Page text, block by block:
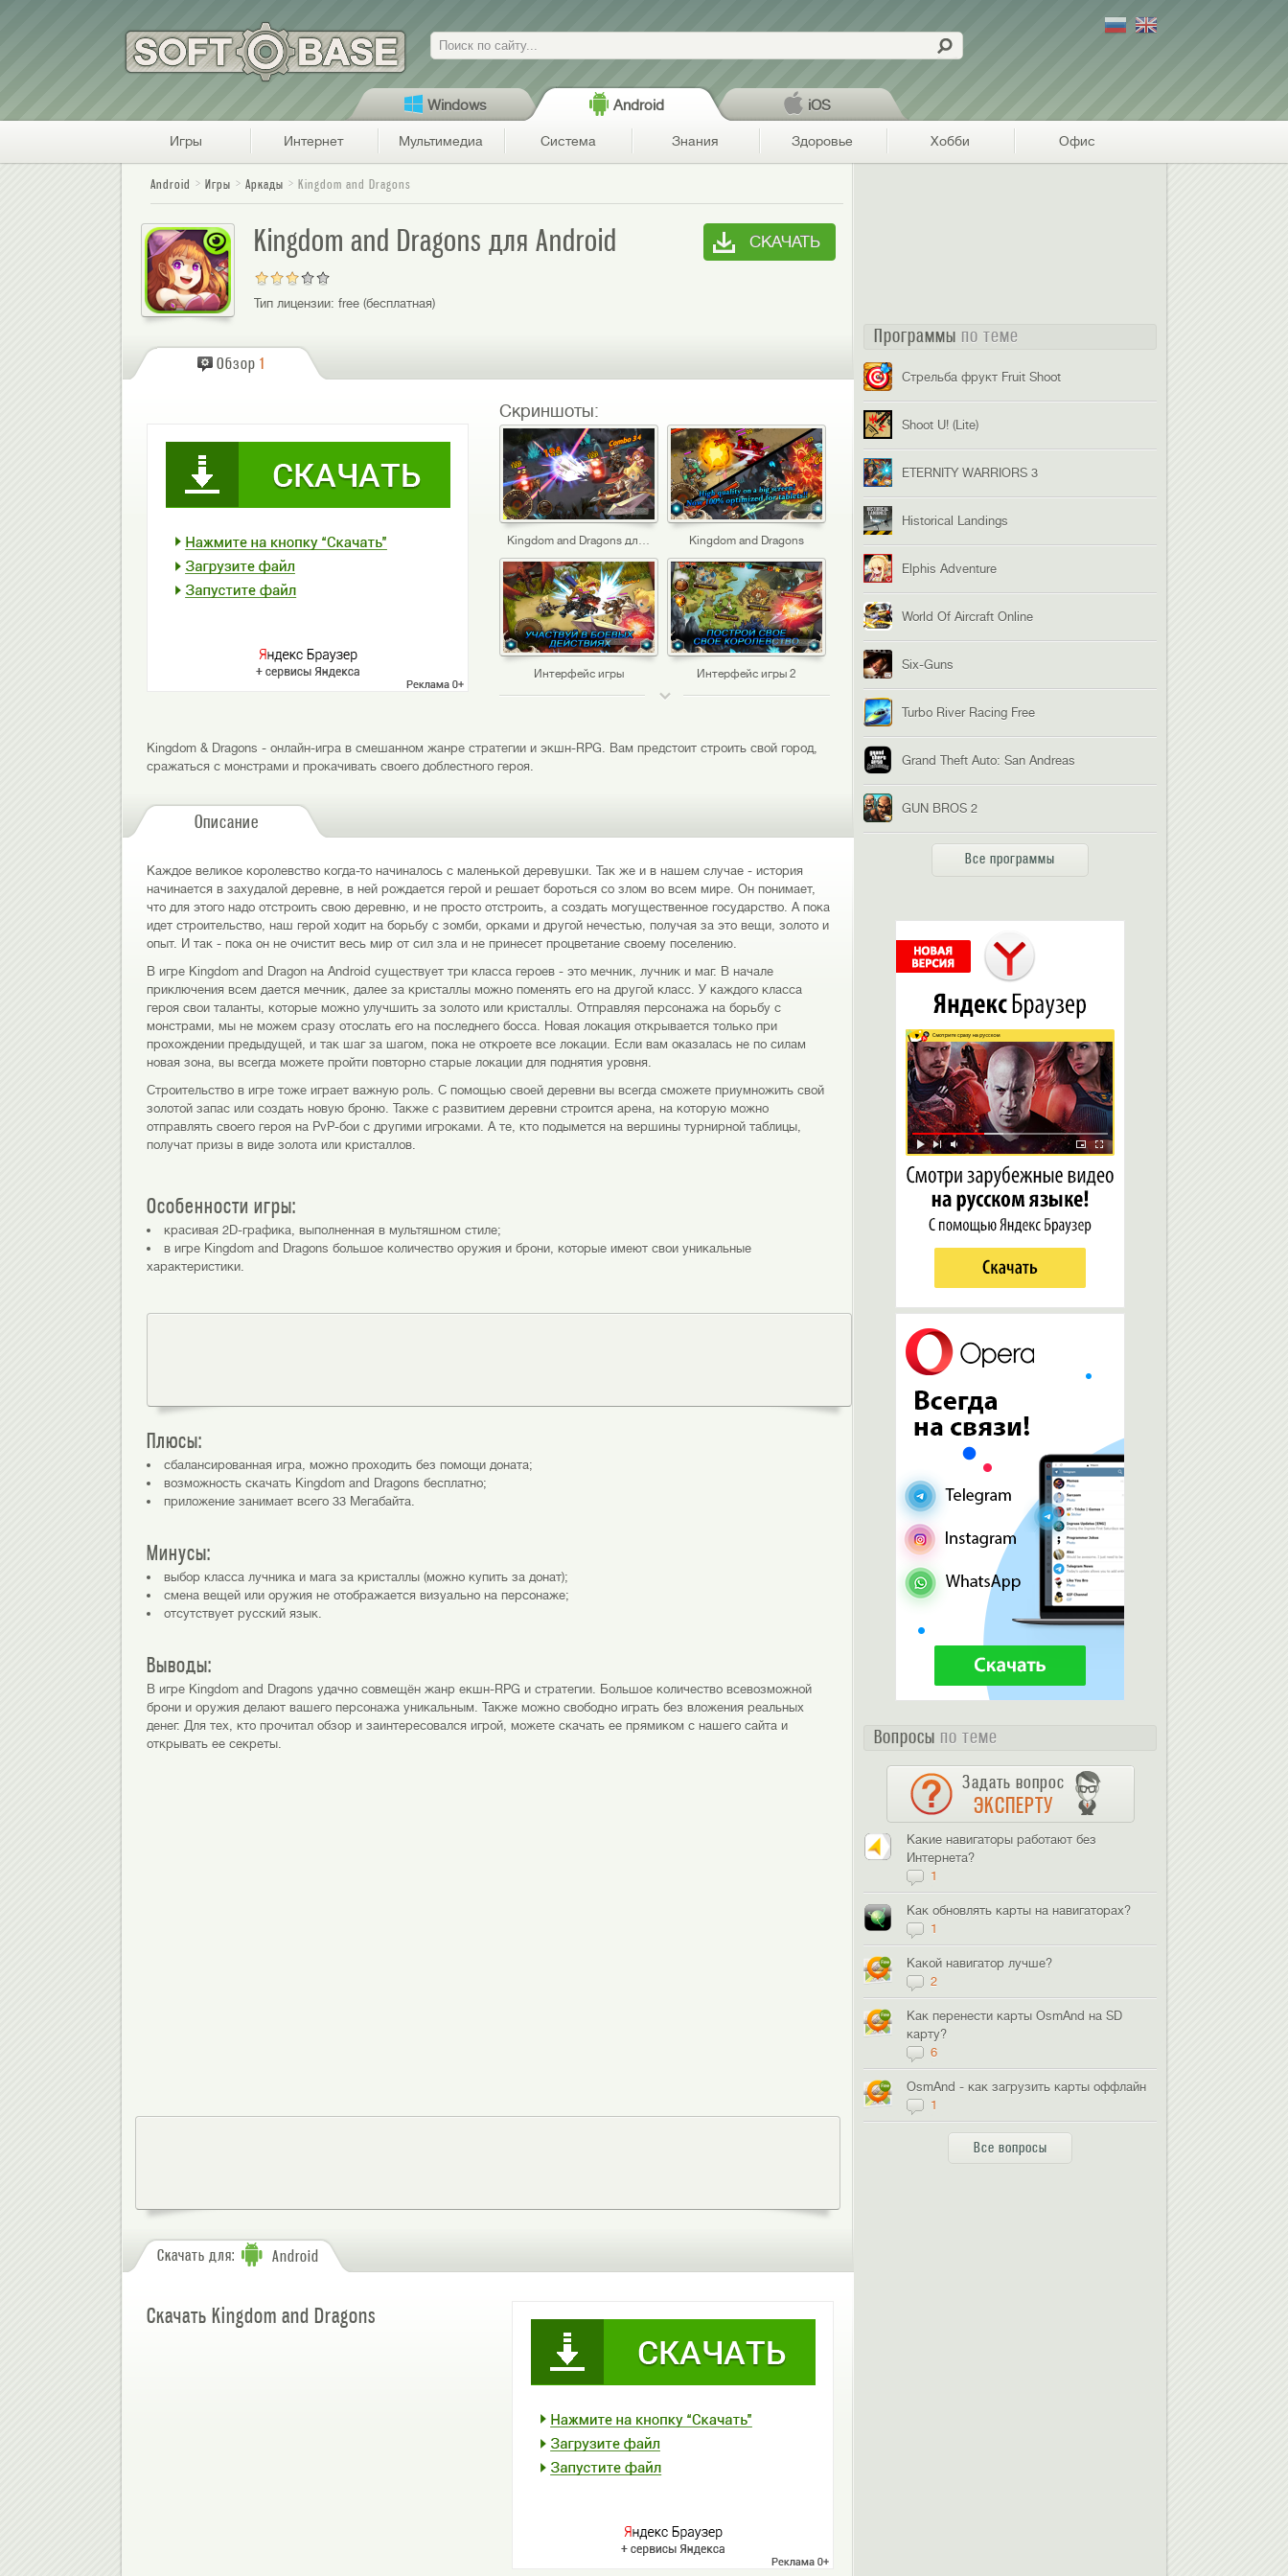
Поиск
Windows Android iOS
Игры Интернет Мультимедиа Система Знания Здоровье Хобби Офис
Android Игры Аркады Kingdom and Dragons
Kingdom and Dragons для Android СКАЧАТЬ
Тип лицензии: free (бесплатная)
Обзор 1
Скриншоты:
Kingdom and Dragons для Android Kingdom and Dragons
Интерфейс игры Интерфейс игры 2
Kingdom & Dragons - онлайн-игра в смешанном жанре стратегии и экшн-RPG. Вам предстоит строить свой город,
сражаться с монстрами и прокачивать своего доблестного героя.
Описание
Каждое великое королевство когда-то начиналось с маленькой деревушки. Так же и в нашем случае - история
начинается в захудалой деревне, в ней рождается герой и решает бороться со злом во всем мире. Он понимает,
что для этого надо отстроить свою деревню, и не просто отстроить, а создать могущественное государство. А пока
идет строительство, наш герой ходит на борьбу с зомби, орками и другой нечестью, получая за это вещи, золото и
опыт. И так - пока он не очистит весь мир от сил зла и не принесет процветание своему поселению.
В игре Kingdom and Dragon на Android существует три класса героев - это мечник, лучник и маг. В начале
приключения всем дается мечник, далее за кристаллы можно поменять его на другой класс. У каждого класса
героя свои таланты, которые можно улучшить за золото или кристаллы. Отправляя персонажа на борьбу с
монстрами, мы не можем сразу отослать его на последнего босса. Новая локация открывается только при
прохождении предыдущей, и так шаг за шагом, пока не откроете все локации. Если вам оказалась не по силам
новая зона, вы всегда можете пройти повторно старые локации для поднятия уровня.
Строительство в игре тоже играет важную роль. С помощью своей деревни вы всегда сможете приумножить свой
золотой запас или создать новую броню. Также с развитием деревни строится арена, на которую можно
отправлять своего героя на PvP-бои с другими игроками. А те, кто подымется на вершины турнирной таблицы,
получат призы в виде золота или кристаллов.
Особенности игры:
красивая 2D-графика, выполненная в мультяшном стиле;
в игре Kingdom and Dragons большое количество оружия и брони, которые имеют свои уникальные
характеристики.
Плюсы:
сбалансированная игра, можно проходить без помощи доната;
возможность скачать Kingdom and Dragons бесплатно;
приложение занимает всего 33 Мегабайта.
Минусы:
выбор класса лучника и мага за кристаллы (можно купить за донат);
смена вещей или оружия не отображается визуально на персонаже;
отсутствует русский язык.
Выводы:
В игре Kingdom and Dragons удачно совмещён жанр екшн-RPG и стратегии. Большое количество всевозможной
брони и оружия делают вашего персонажа уникальным. Также можно свободно играть без вложения реальных
денег. Для тех, кто прочитал обзор и заинтересовался игрой, можете скачать ее прямиком с нашего сайта и
открывать ее секреты.
Скачать для: Android
Скачать Kingdom and Dragons
Программы по теме
Стрельба фрукт Fruit Shoot
Shoot U! (Lite)
ETERNITY WARRIORS 3
Historical Landings
Elphis Adventure
World Of Aircraft Online
Six-Guns
Turbo River Racing Free
Grand Theft Auto: San Andreas
GUN BROS 2
Все программы
Вопросы по теме
Задать вопрос
ЭКСПЕРТУ
Какие навигаторы работают без
Интернета?
1
Как обновлять карты на навигаторах?
1
Какой навигатор лучше?
2
Как перенести карты OsmAnd на SD
карту?
6
OsmAnd - как загрузить карты оффлайн
1
Все вопросы